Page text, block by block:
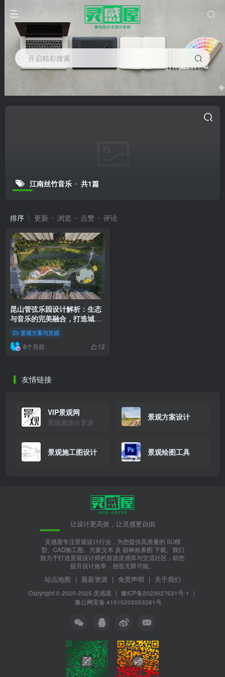
开启精彩搜索
江南丝竹音乐 共1篇
排序 更新 浏览 点赞 评论
昆山管弦乐园设计解析：生态
与音乐的完美融合，打造城市
绿洲新地标
景观方案与灵感
8个月前 12
友情链接
VIP景观网
景观资源分享源
景观方案设计
景观施工图设计 景观绘图工具
让设计更高效，让灵感更自由
灵感屋专注景观设计行业，为您提供高质量的 SU模
型、CAD施工图、方案文本 及 园林效果图 下载。我们
致力于打造景观设计师的首选灵感库与交流社区，助您
提升设计效率，创造无限可能。
站点地图 | 最新资源 | 免责声明 | 关于我们
Copyright © 2020-2025 灵感屋 | 豫ICP备2023027631号-1
|
豫公网安备 41010202003261号